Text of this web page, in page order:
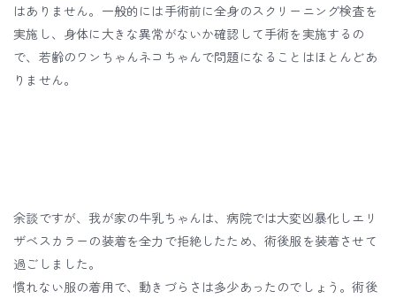
はありません。一般的には手術前に全身のスクリーニング検査を
実施し、身体に大きな異常がないか確認して手術を実施するの
で、若齢のワンちゃんネコちゃんで問題になることはほとんどあ
りません。
余談ですが、我が家の牛乳ちゃんは、病院では大変凶暴化しエリ
ザベスカラーの装着を全力で拒絶したため、術後服を装着させて
過ごしました。
慣れない服の着用で、動きづらさは多少あったのでしょう。術後